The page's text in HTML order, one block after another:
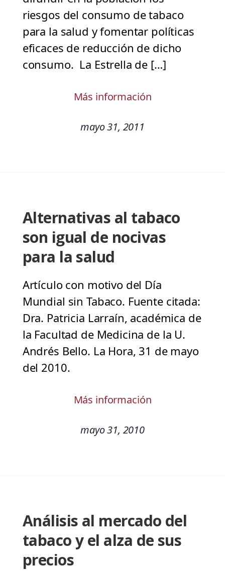
riesgos del consumo de tabaco
para la salud y fomentar políticas
eficaces de reducción de dicho
consumo. La Estrella de […]
Más información
mayo 31, 2011
Alternativas al tabaco
son igual de nocivas
para la salud
Artículo con motivo del Día
Mundial sin Tabaco. Fuente citada:
Dra. Patricia Larraín, académica de
la Facultad de Medicina de la U.
Andrés Bello. La Hora, 31 de mayo
del 2010.
Más información
mayo 31, 2010
Análisis al mercado del
tabaco y el alza de sus
precios